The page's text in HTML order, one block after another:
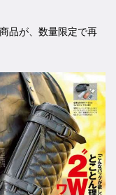
品が、数量限定で再